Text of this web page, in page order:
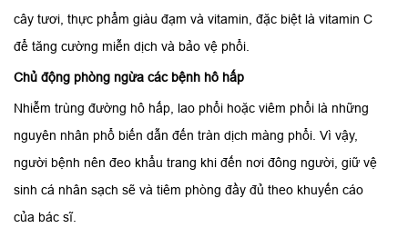
cây tươi, thực phẩm giàu đạm và vitamin, đặc biệt là vitamin C
để tăng cường miễn dịch và bảo vệ phổi.
Chủ động phòng ngừa các bệnh hô hấp
Nhiễm trùng đường hô hấp, lao phổi hoặc viêm phổi là những
nguyên nhân phổ biến dẫn đến tràn dịch màng phổi. Vì vậy,
người bệnh nên đeo khẩu trang khi đến nơi đông người, giữ vệ
sinh cá nhân sạch sẽ và tiêm phòng đầy đủ theo khuyến cáo
của bác sĩ.